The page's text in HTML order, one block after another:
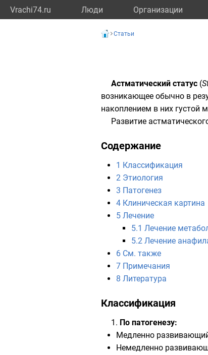
Vrachi74.ru Люди Организации
Статьи
Астматический статус (
возникающее обычно в
накоплением в них густой
Развитие
Содержание
1 Классификация
2 Этиология
3 Патогенез
4 Клиническая картина
5 Лечение
5.1 Лечение
5.2 Лечение
6 См. также
7 Примечания
8 Литература
Классификация
1. По патогенезу:
Медленно
Немедленно